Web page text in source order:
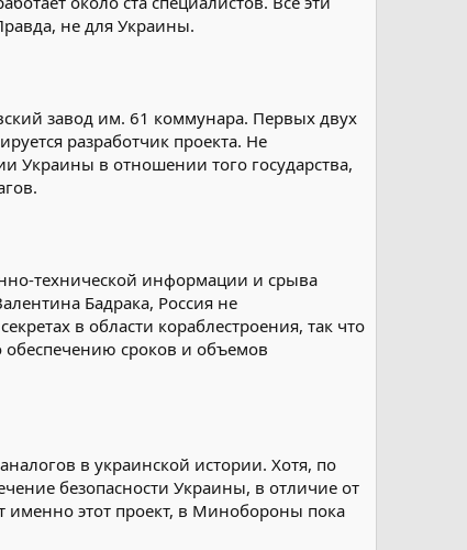
не для Украины.
завод им. 61 коммунара. Первых двух
разработчик проекта. Не
Украины в отношении того государства,
технической информации и срыва
Бадрака, Россия не
в области кораблестроения, так что
обеспечению сроков и объемов
в украинской истории. Хотя, по
безопасности Украины, в отличие от
именно этот проект, в Минобороны пока